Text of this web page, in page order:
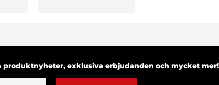
exklusiva erbjudanden och mycket mer!